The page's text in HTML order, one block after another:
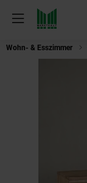
Menü
Wohn- & Esszimmer